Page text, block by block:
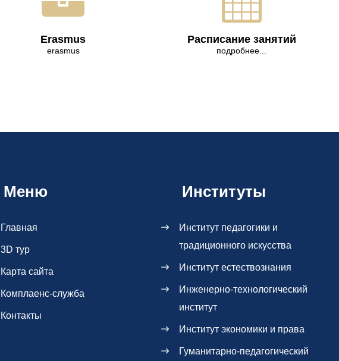
Erasmus
erasmus
Расписание занятий
подробнее...
Меню
Главная
3D тур
Карта сайта
Комплаенс-служба
Контакты
Институты
Институт педагогики и
традиционного искусства
Институт естествознания
Инженерно-технологический
институт
Институт экономики и права
Гуманитарно-педагогический